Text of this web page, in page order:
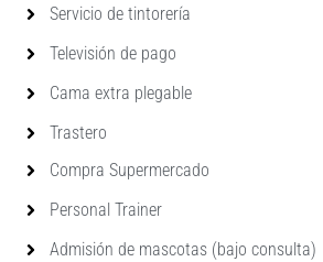
Servicio de tintorería
Televisión de pago
Cama extra plegable
Trastero
Compra Supermercado
Personal Trainer
Admisión de mascotas (bajo consulta)